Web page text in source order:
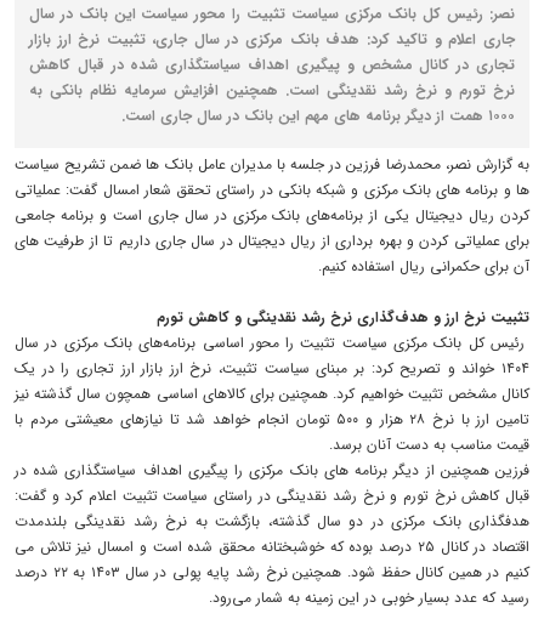
نصر: رئیس کل بانک مرکزی سیاست تثبیت را محور سیاست این بانک در سال
جاری اعلام و تاکید کرد: هدف بانک مرکزی در سال جاری، تثبیت نرخ ارز بازار
تجاری در کانال مشخص و پیگیری اهداف سیاستگذاری شده در قبال کاهش
نرخ تورم و نرخ رشد نقدینگی است. همچنین افزایش سرمایه نظام بانکی به
۱۰۰۰ همت از دیگر برنامه های مهم این بانک در سال جاری است.
به گزارش نصر، محمدرضا فرزین در جلسه با مدیران عامل بانک ها ضمن تشریح سیاست
ها و برنامه های بانک مرکزی و شبکه بانکی در راستای تحقق شعار امسال گفت: عملیاتی
کردن ریال دیجیتال یکی از برنامه‌های بانک مرکزی در سال جاری است و برنامه جامعی
برای عملیاتی کردن و بهره برداری از ریال دیجیتال در سال جاری داریم تا از طرفیت های
آن برای حکمرانی ریال استفاده کنیم.
تثبیت نرخ ارز و هدف‌گذاری نرخ رشد نقدینگی و کاهش تورم
رئیس کل بانک مرکزی سیاست تثبیت را محور اساسی برنامه‌های بانک مرکزی در سال
۱۴۰۴ خواند و تصریح کرد: بر مبنای سیاست تثبیت، نرخ ارز بازار ارز تجاری را در یک
کانال مشخص تثبیت خواهیم کرد. همچنین برای کالاهای اساسی همچون سال گذشته نیز
تامین ارز با نرخ ۲۸ هزار و ۵۰۰ تومان انجام خواهد شد تا نیازهای معیشتی مردم با
قیمت مناسب به دست آنان برسد.
فرزین همچنین از دیگر برنامه های بانک مرکزی را پیگیری اهداف سیاست‎گذاری شده در
قبال کاهش نرخ تورم و نرخ رشد نقدینگی در راستای سیاست تثبیت اعلام کرد و گفت:
هدفگذاری بانک مرکزی در دو سال گذشته، بازگشت به نرخ رشد نقدینگی بلندمدت
اقتصاد در کانال ۲۵ درصد بوده که خوشبختانه محقق شده است و امسال نیز تلاش می
کنیم در همین کانال حفظ شود. همچنین نرخ رشد پایه پولی در سال ۱۴۰۳ به ۲۲ درصد
رسید که عدد بسیار خوبی در این زمینه به شمار می‌رود.